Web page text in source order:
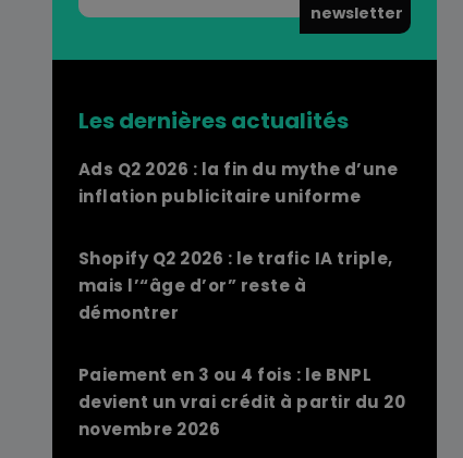
newsletter
Les dernières actualités
Ads Q2 2026 : la fin du mythe d’une
inflation publicitaire uniforme
Shopify Q2 2026 : le trafic IA triple,
mais l’“âge d’or” reste à
démontrer
Paiement en 3 ou 4 fois : le BNPL
devient un vrai crédit à partir du 20
novembre 2026